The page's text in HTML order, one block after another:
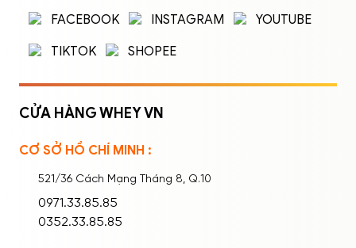
Nhập tên đăng nhập/email và mật khẩu để
Ghi nhớ mật khẩu
FACEBOOK INSTAGRAM
YOUTUBE
TIKTOK
SHOPEE
CỬA HÀNG WHEY VN
CƠ SỞ HỒ CHÍ MINH :
521/36 Cách Mạng Tháng 8, Q.10
0971.33.85.85
0352.33.85.85